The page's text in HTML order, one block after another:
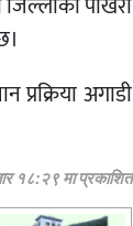
अगाडी
१८:२९ मा प्रकाशित